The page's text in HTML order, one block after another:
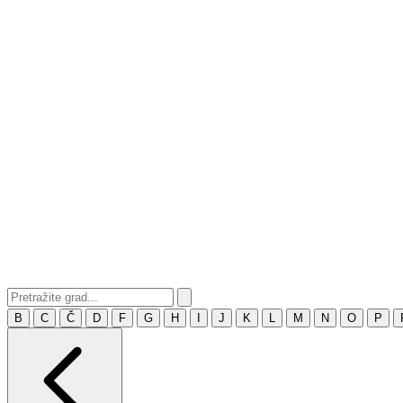
B C Č D F G H J K M N O P